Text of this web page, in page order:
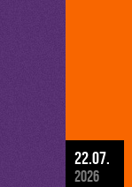
22.07.
2026